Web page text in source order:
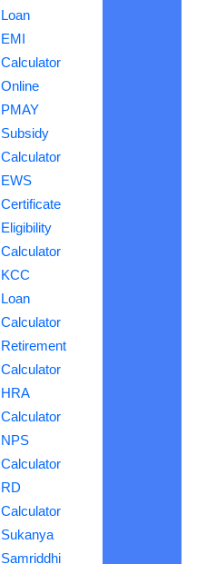
Loan
EMI
Calculator
Online
PMAY
Subsidy
Calculator
EWS
Certificate
Eligibility
Calculator
KCC
Loan
Calculator
Retirement
Calculator
HRA
Calculator
NPS
Calculator
RD
Calculator
Sukanya
Samriddhi